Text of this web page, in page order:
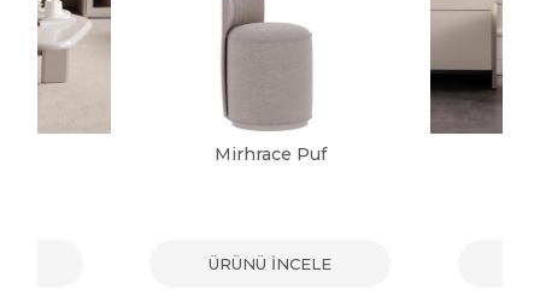
Mirhrace Puf
ÜRÜNÜ İNCELE